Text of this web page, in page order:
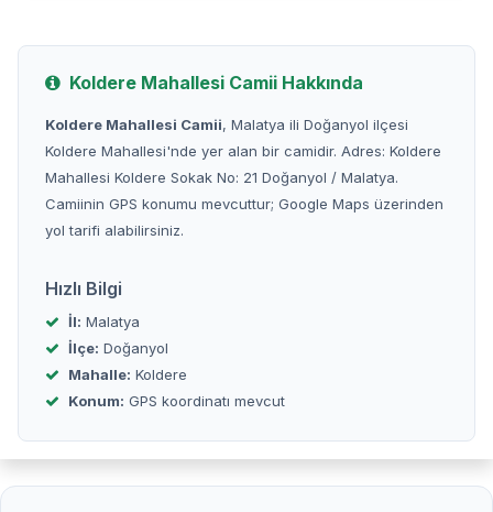
Koldere Mahallesi Camii Hakkında
Koldere Mahallesi Camii, Malatya ili Doğanyol ilçesi
Koldere Mahallesi'nde yer alan bir camidir. Adres: Koldere
Mahallesi Koldere Sokak No: 21 Doğanyol / Malatya.
Camiinin GPS konumu mevcuttur; Google Maps üzerinden
yol tarifi alabilirsiniz.
Hızlı Bilgi
İl: Malatya
İlçe: Doğanyol
Mahalle: Koldere
Konum: GPS koordinatı mevcut